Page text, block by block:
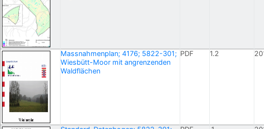
Massnahmenplan; 4176; 5822-301;
Wiesbütt-Moor mit angrenzenden
Waldflächen
PDF 1.2